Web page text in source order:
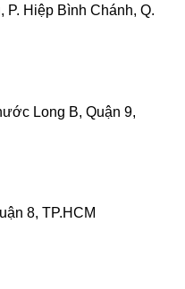
P. Hiệp Bình Chánh, Q.
Long B, Quận 9,
8, TP.HCM